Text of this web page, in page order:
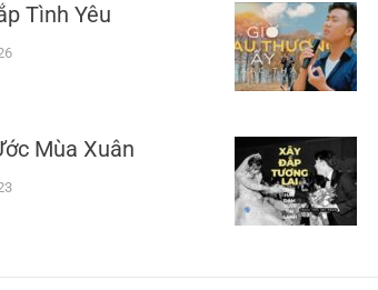
Tình Yêu
Mùa Xuân